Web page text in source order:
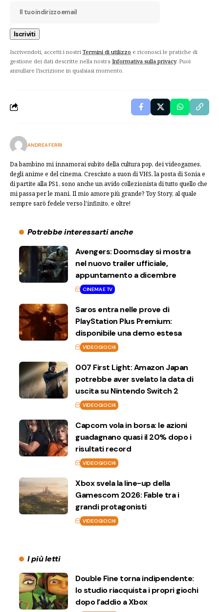
Iscrivendoti, accetti i nostri Termini di utilizzo e riconosci le pratiche di
gestione dei dati descritte nella nostra Informativa sulla privacy. Puoi
annullare l'iscrizione in qualsiasi momento.
ANDREA FERRI
Da bambino mi innamorai subito della cultura pop, dei videogames,
degli anime e del cinema. Cresciuto a suon di VHS, la posta di Sonia e
di partite alla PS1, sono anche un avido collezionista di tutto quello che
mi passa per le mani. Il mio amore più grande? Toy Story, al quale
sempre sarò fedele verso l'infinito, e oltre!
Potrebbe interessarti anche
Avengers: Doomsday si mostra
nel nuovo trailer ufficiale,
appuntamento a dicembre
CINEMA E TV
Saros entra nelle prove di
PlayStation Plus Premium:
disponibile una demo estesa
VIDEOGIOCHI
007 First Light: Amazon Japan
potrebbe aver svelato la data di
uscita su Nintendo Switch 2
VIDEOGIOCHI
Capcom vola in borsa: le azioni
guadagnano quasi il 20% dopo i
risultati record
VIDEOGIOCHI
Xbox svela la line-up della
Gamescom 2026: Fable tra i
grandi protagonisti
VIDEOGIOCHI
I più letti
Double Fine torna indipendente:
lo studio riacquista i propri giochi
dopo l’addio a Xbox